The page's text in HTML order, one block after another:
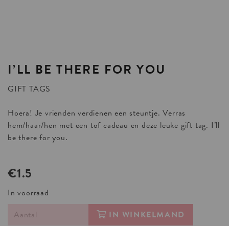
I’LL BE THERE FOR YOU
GIFT TAGS
Hoera! Je vrienden verdienen een steuntje. Verras
hem/haar/hen met een tof cadeau en deze leuke gift tag. I’ll
be there for you.
€1.5
In voorraad
IN WINKELMAND